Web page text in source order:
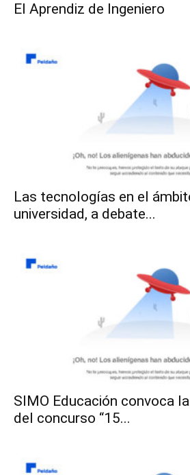
El Aprendiz de Ingeniero
Las tecnologías en el
universidad, a debate...
SIMO Educación convoca
del concurso “15...